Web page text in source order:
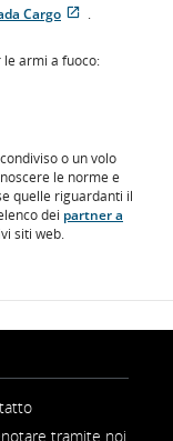
Cargo
in che
linee
guida
e/o
.
armi a fuoco:
o un volo
le norme e
quelle riguardanti il
dei partner a
siti web.
tramite noi